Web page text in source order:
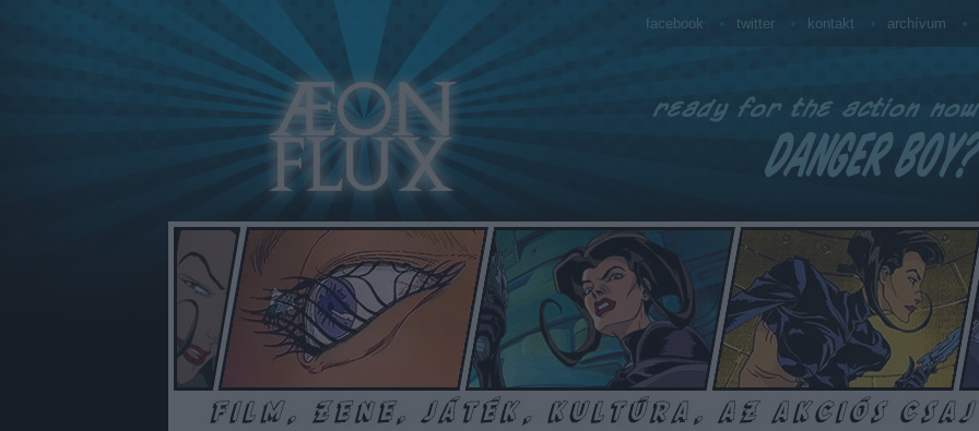
facebook twitter kontakt archívum